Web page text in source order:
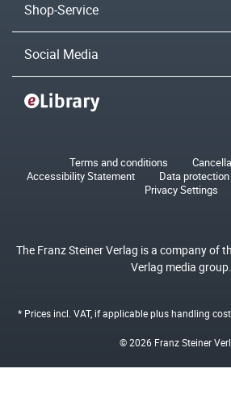
Shop-Service
Social Media
Terms and conditions
Accessibility Statement
Data
Privacy Settings
The Franz Steiner Verlag is a company of
Verlag media group.
* Prices incl. VAT, if applicable plushandling
© 2026 Franz Steiner